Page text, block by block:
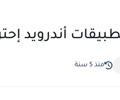
منذ 5 سنة